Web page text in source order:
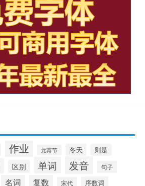
作业 元宵节 冬天
则是
区别 单词 发音 句子
名词 复数 宋代
序数词